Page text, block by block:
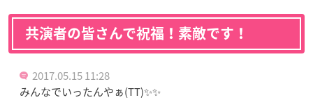
共演者の皆さんで祝福！素敵です！
2017.05.15 11:28
みんなでいったんやぁ(TT)✨✨